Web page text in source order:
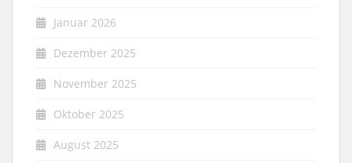
Januar 2026
Dezember 2025
November 2025
Oktober 2025
August 2025